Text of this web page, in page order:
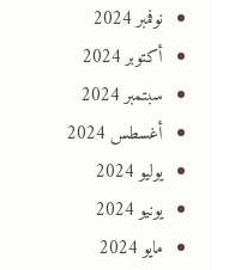
نوفمبر 2024
أكتوبر 2024
سبتمبر 2024
أغسطس 2024
يوليو 2024
يونيو 2024
مايو 2024